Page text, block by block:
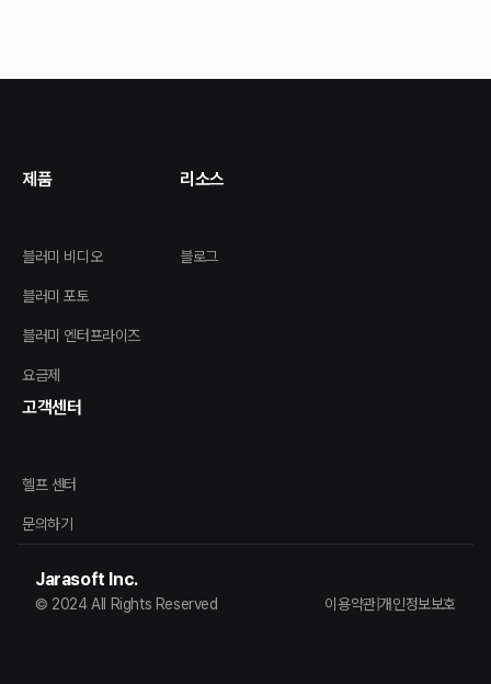
제품
블러미 비디오
블러미 포토
블러미 엔터프라이즈
요금제
리소스
블로그
고객센터
헬프 센터
문의하기
Jarasoft Inc.
© 2024 All Rights Reserved 이용약관|개인정보보호